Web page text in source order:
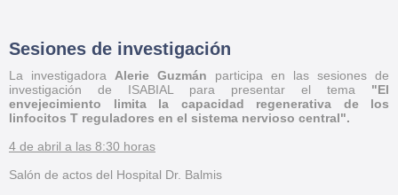
Sesiones de investigación
La investigadora Alerie Guzmán participa en las sesiones de
investigación de ISABIAL para presentar el tema "El
envejecimiento limita la capacidad regenerativa de los
linfocitos T reguladores en el sistema nervioso central".
4 de abril a las 8:30 horas
Salón de actos del Hospital Dr. Balmis